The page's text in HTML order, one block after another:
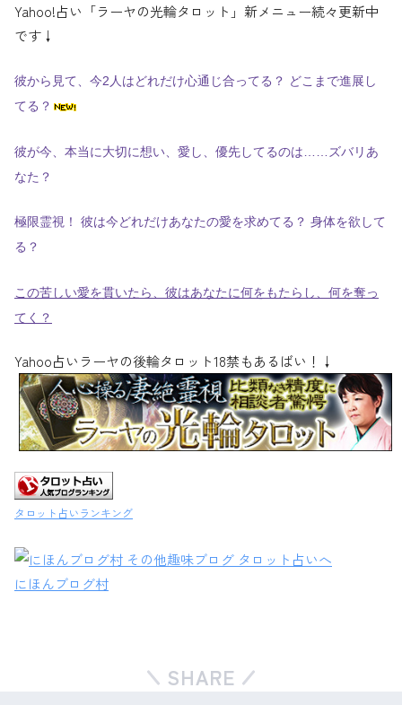
Yahoo!占い「ラーヤの光輪タロット」新メニュー続々更新中
です↓
彼から見て、今2人はどれだけ心通じ合ってる？ どこまで進展し
てる？
彼が今、本当に大切に想い、愛し、優先してるのは……ズバリあ
なた？
極限霊視！ 彼は今どれだけあなたの愛を求めてる？ 身体を欲して
る？
この苦しい愛を貫いたら、彼はあなたに何をもたらし、何を奪っ
てく？
Yahoo占いラーヤの後輪タロット18禁もあるばい！↓
タロット占いランキング
にほんブログ村
SHARE